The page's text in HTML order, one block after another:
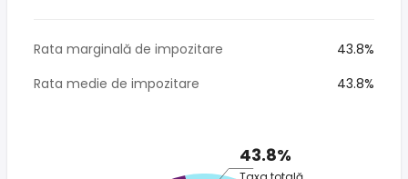
Rata marginală de impozitare
43.8%
Rata medie de impozitare
43.8%
43.8%